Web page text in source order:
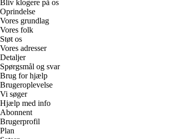
Bliv klogere på os
Oprindelse
Vores grundlag
Vores folk
Støt os
Vores adresser
Detaljer
Spørgsmål og svar
Brug for hjælp
Brugeroplevelse
Vi søger
Hjælp med info
Abonnent
Brugerprofil
Plan